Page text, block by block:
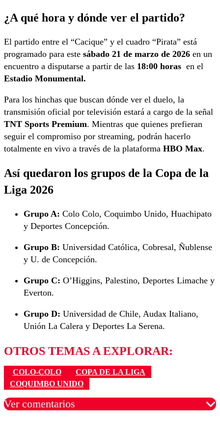
¿A qué hora y dónde ver el partido?
El partido entre el “Cacique” y el cuadro “Pirata” está
programado para este sábado 21 de marzo de 2026 en un
encuentro a disputarse a partir de las 18:00 horas en el
Estadio Monumental.
Para los hinchas que buscan dónde ver el duelo, la
transmisión oficial por televisión estará a cargo de la señal
TNT Sports Premium. Mientras que quienes prefieran
seguir el compromiso por streaming, podrán hacerlo
totalmente en vivo a través de la plataforma HBO Max.
Así quedaron los grupos de la Copa de la
Liga 2026
Grupo A: Colo Colo, Coquimbo Unido, Huachipato
y Deportes Concepción.
Grupo B: Universidad Católica, Cobresal, Ñublense
y U. de Concepción.
Grupo C: O’Higgins, Palestino, Deportes Limache y
Everton.
Grupo D: Universidad de Chile, Audax Italiano,
Unión La Calera y Deportes La Serena.
OTROS TEMAS A EXPLORAR:
COLO-COLO
COPA DE LA LIGA
COQUIMBO UNIDO
Ver comentarios